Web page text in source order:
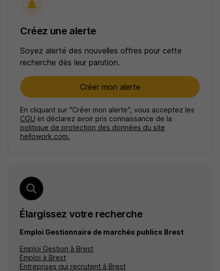
Créez une alerte
Soyez alerté des nouvelles offres pour cette
recherche dès leur parution.
Créer mon alerte
En cliquant sur "Créer mon alerte", vous acceptez les
CGU et déclarez avoir pris connaissance de la
politique de protection des données du site
hellowork.com.
Élargissez votre recherche
Emploi Gestionnaire de marchés publics Brest
Emploi Gestion à Brest
Emploi à Brest
Entreprises qui recrutent à Brest